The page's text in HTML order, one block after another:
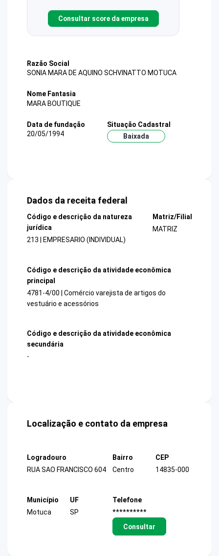
Consultar score da empresa
Razão Social
SONIA MARA DE AQUINO SCHVINATTO MOTUCA
Nome Fantasia
MARA BOUTIQUE
Data de fundação
20/05/1994
Situação Cadastral
Baixada
Dados da receita federal
Código e descrição da natureza
jurídica
213 | EMPRESARIO (INDIVIDUAL)
Matriz/Filial
MATRIZ
Código e descrição da atividade econômica
principal
4781-4/00 | Comércio varejista de artigos do
vestuário e acessórios
Código e descrição da atividade econômica
secundária
-
Localização e contato da empresa
Logradouro
RUA SAO FRANCISCO 604
Bairro
Centro
CEP
14835-000
Município
Motuca
UF
SP
Telefone
**********
Consultar